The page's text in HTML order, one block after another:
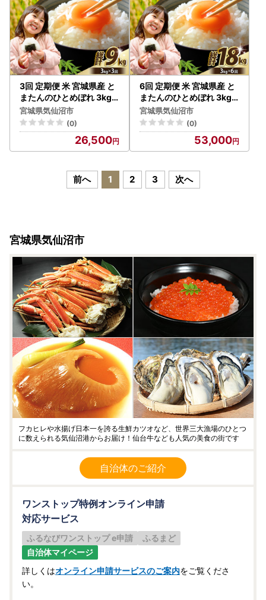
3回 定期便 米 宮城県産 と
またんのひとめぼれ 3kg
総計9kg
宮城県気仙沼市
(0)
26,500
6回 定期便 米 宮城県産 と
またんのひとめぼれ 3kg
総計18kg
宮城県気仙沼市
(0)
53,000
前へ 1 2 3 次へ
宮城県気仙沼市
フカヒレや水揚げ日本一を誇る生鮮カツオなど、世界三大漁場のひとつ
に数えられる気仙沼港からお届け！仙台牛なども人気の美食の街です
自治体のご紹介
ワンストップ特例オンライン申請
対応サービス
ふるなびワンストップ e申請
ふるまど
自治体マイページ
詳しくはオンライン申請サービスのご案内をご覧くださ
い。